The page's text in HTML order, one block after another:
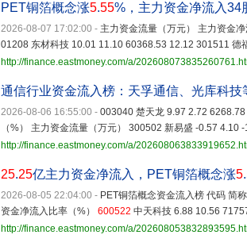
PET铜箔概念涨5.55%，主力资金净流入34
2026-08-07 17:02:00 - 主力资金流量（万元） 主力资金
01208 东材科技 10.01 11.10 60368.53 12.12 301511
http://finance.eastmoney.com/a/
通信行业资金流入榜：天孚通信、光库科技
2026-08-06 16:55:00 - 003040 楚天龙 9.97 2.72
（%） 主力资金流量（万元） 300502 新易盛 -0.57
http://finance.eastmoney.com/a/
25.25亿主力资金净流入，PET铜箔概念涨5.
2026-08-05 22:04:00 - PET铜箔概念资金流入榜 代码 简
资金净流入比率（%） 600522 中天科技 6.88 10.56
http://finance.eastmoney.com/a/